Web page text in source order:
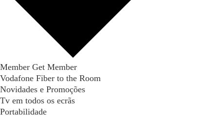
Member Get Member
Vodafone Fiber to the Room
Novidades e Promoções
Tv em todos os ecrãs
Portabilidade